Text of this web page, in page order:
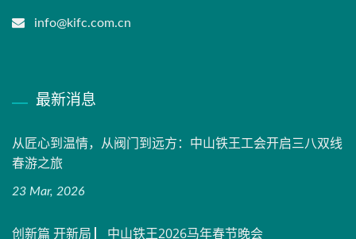
info@kifc.com.cn
最新消息
从匠心到温情，从阀门到远方：中山铁王工会开启三八双线
春游之旅
23 Mar, 2026
创新篇 开新局 ▏中山铁王2026马年春节晚会